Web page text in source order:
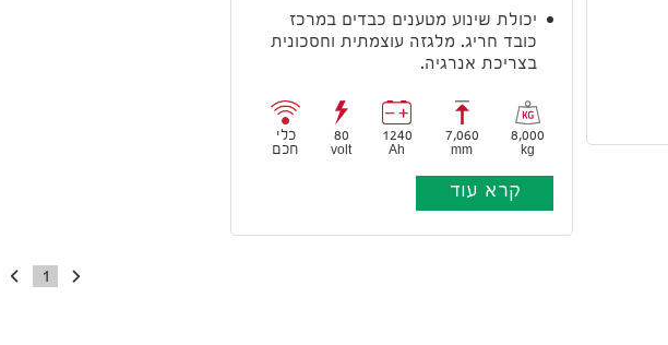
יכולת שינוע מטענים כבדים במרכז
כובד חריג. מלגזה עוצמתית וחסכונית
בצריכת אנרגיה.
8,000
kg
7,060
mm
1240
Ah
80
volt
כלי
חכם
קרא עוד
1